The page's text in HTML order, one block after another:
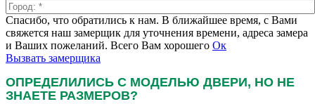
Спасибо, что обратились к нам. В ближайшее время, с Вами
свяжется наш замерщик для уточнения времени, адреса замера
и Ваших пожеланий. Всего Вам хорошего Ок
Вызвать замерщика
ОПРЕДЕЛИЛИСЬ С МОДЕЛЬЮ ДВЕРИ, НО НЕ
ЗНАЕТЕ РАЗМЕРОВ?